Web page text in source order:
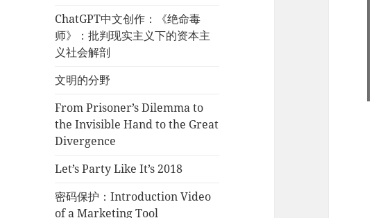
ChatGPT中文创作：《绝命毒
师》：批判现实主义下的资本主
义社会解剖
文明的分野
From Prisoner’s Dilemma to
the Invisible Hand to the Great
Divergence
Let’s Party Like It’s 2018
密码保护：Introduction Video
of a Marketing Tool